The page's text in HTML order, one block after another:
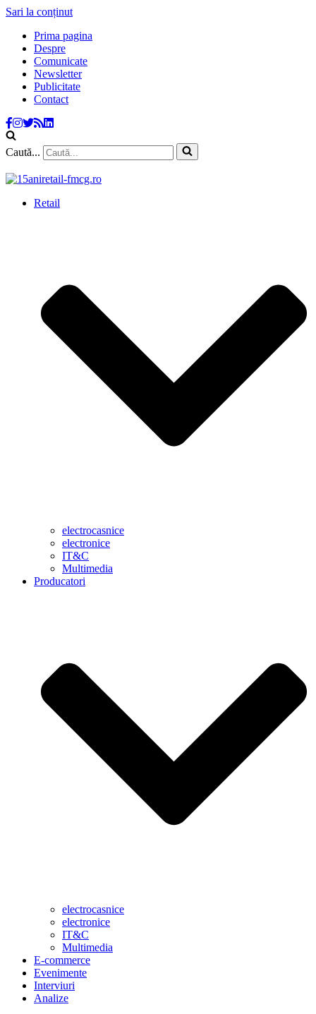
Sari la conținut
Prima pagina
Despre
Comunicate
Newsletter
Publicitate
Contact
Caută...
Retail
electrocasnice
electronice
IT&C
Multimedia
Producatori
electrocasnice
electronice
IT&C
Multimedia
E-commerce
Evenimente
Interviuri
Analize